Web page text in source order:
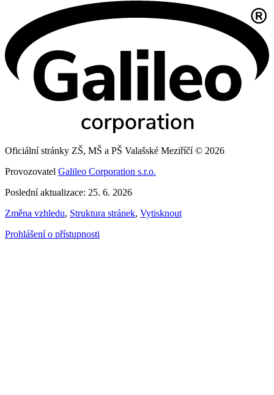
Oficiální stránky ZŠ, MŠ a PŠ Valašské Meziříčí © 2026
Provozovatel Galileo Corporation s.r.o.
Poslední aktualizace: 25. 6. 2026
Změna vzhledu, Struktura stránek, Vytisknout
Prohlášení o přístupnosti